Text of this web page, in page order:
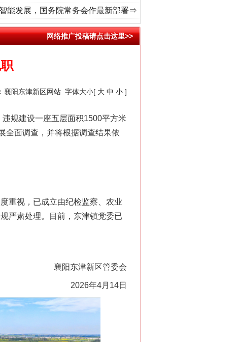
能发展，国务院常务会作最新部署⇒
网络推广投稿请点击这里>>
襄阳东津新区网站 字体大小[ 大 中 小 ]
规建设一座五层面积1500平方米
全面调查，并将根据调查结果依
重视，已成立由纪检监察、农业
严肃处理。目前，东津镇党委已
襄阳东津新区管委会
2026年4月14日